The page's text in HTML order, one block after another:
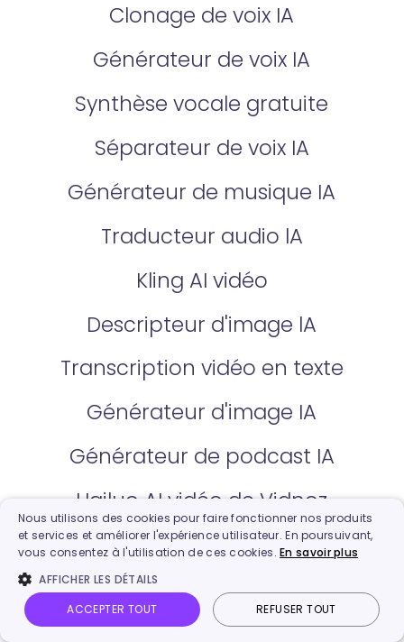
Clonage de voix IA
Générateur de voix IA
Synthèse vocale gratuite
Séparateur de voix IA
Générateur de musique IA
Traducteur audio lA
Kling AI vidéo
Descripteur d'image lA
Transcription vidéo en texte
Générateur d'image IA
Générateur de podcast IA
Hailuo AI vidéo de Vidnoz
Ressources
Blog
Vidnoz AI Image en vidéo Connexion
Nous utilisons des cookies pour faire fonctionner nos produits
et services et améliorer l'expérience utilisateur. En poursuivant,
vous consentez à l'utilisation de ces cookies.En savoir plus
AFFICHER LES DÉTAILS
ACCEPTER TOUT
REFUSER TOUT